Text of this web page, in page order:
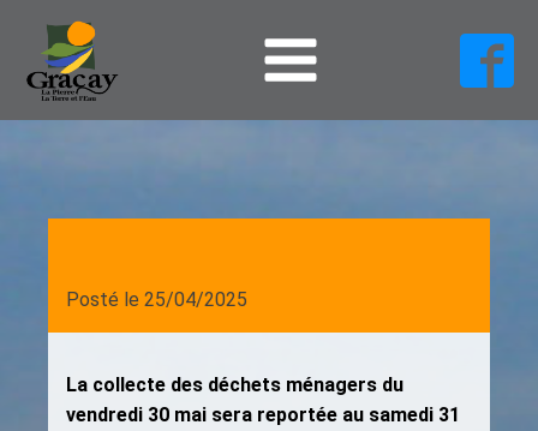
Posté le 25/04/2025
La collecte des déchets ménagers du
vendredi 30 mai sera reportée au samedi 31